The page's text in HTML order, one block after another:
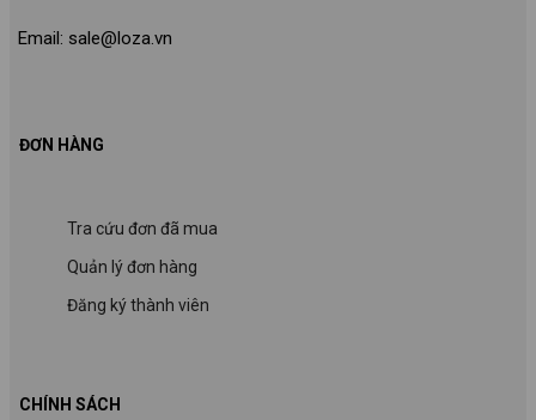
CHÍNH SÁCH
Email: sale@loza.vn
ĐƠN HÀNG
Tra cứu đơn đã mua
Quản lý đơn hàng
Đăng ký thành viên